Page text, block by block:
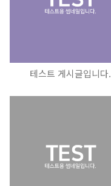
테스트 게시글입니다.